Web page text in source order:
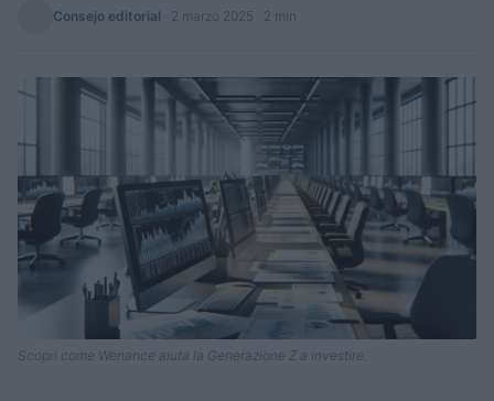
Consejo editorial 2 marzo 2025 · 2 min
Scopri come Wenance aiuta la Generazione Z a investire.